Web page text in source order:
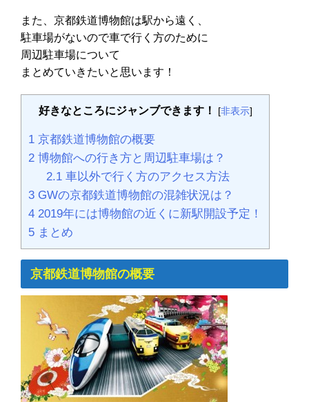
また、京都鉄道博物館は駅から遠く、
駐車場がないので車で行く方のために
周辺駐車場について
まとめていきたいと思います！
好きなところにジャンブできます！ [非表示]
1 京都鉄道博物館の概要
2 博物館への行き方と周辺駐車場は？
2.1車以外で行く方のアクセス方法
3 GWの京都鉄道博物館の混雑状況は？
4 2019年には博物館の近くに新駅開設予定！
5 まとめ
京都鉄道博物館の概要